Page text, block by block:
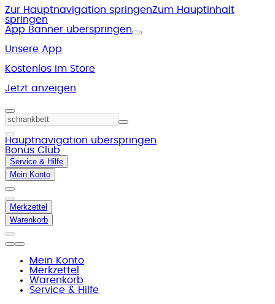
Zur Hauptnavigation springenZum Hauptinhalt
springen
App Banner überspringen
Unsere App
Kostenlos im Store
Jetzt anzeigen
Hauptnavigation überspringen
Bonus Club
Service & Hilfe
Mein Konto
Merkzettel
Warenkorb
Mein Konto
Merkzettel
Warenkorb
Service & Hilfe